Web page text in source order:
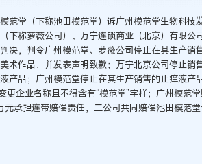
范堂（下称池田模范堂）诉广州模范堂生物科技
下称萝薇公司）、万宁连锁商业（北京）有限公
决，判令广州模范堂、萝薇公司停止在其生产销
术作品，并发表声明致歉；万宁北京公司停止销
产品；广州模范堂停止在其生产销售的止痒液产
更企业名称且不得含有“模范堂”字样；广州模范
承担连带赔偿责任，二公司共同赔偿池田模范